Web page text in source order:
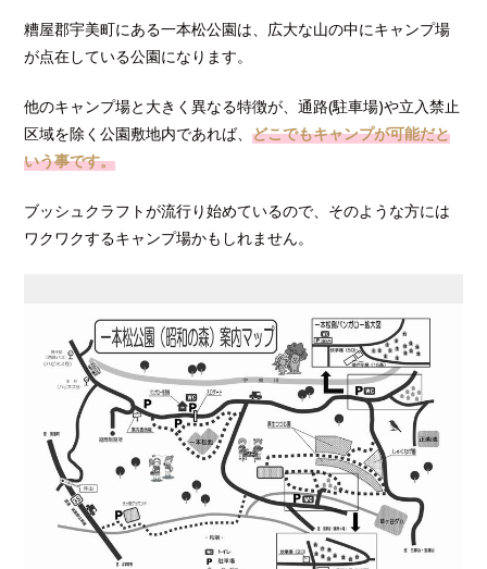
糟屋郡宇美町にある一本松公園は、広大な山の中にキャンプ場
が点在している公園になります。
他のキャンプ場と大きく異なる特徴が、通路(駐車場)や立入禁止
区域を除く公園敷地内であれば、どこでもキャンプが可能だと
いう事です。
ブッシュクラフトが流行り始めているので、そのような方には
ワクワクするキャンプ場かもしれません。